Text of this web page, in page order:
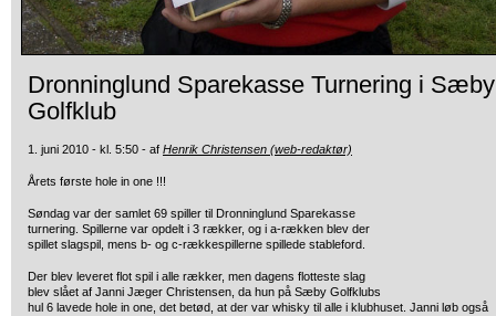
Dronninglund Sparekasse Turnering i Sæby
Golfklub
1. juni 2010 - kl. 5:50 - af Henrik Christensen (web-redaktør)
Årets første hole in one !!!
Søndag var der samlet 69 spiller til Dronninglund Sparekasse
turnering. Spillerne var opdelt i 3 rækker, og i a-rækken blev der
spillet slagspil, mens b- og c-rækkespillerne spillede stableford.
Der blev leveret flot spil i alle rækker, men dagens flotteste slag
blev slået af Janni Jæger Christensen, da hun på Sæby Golfklubs
hul 6 lavede hole in one, det betød, at der var whisky til alle i klubhuset. Janni løb også